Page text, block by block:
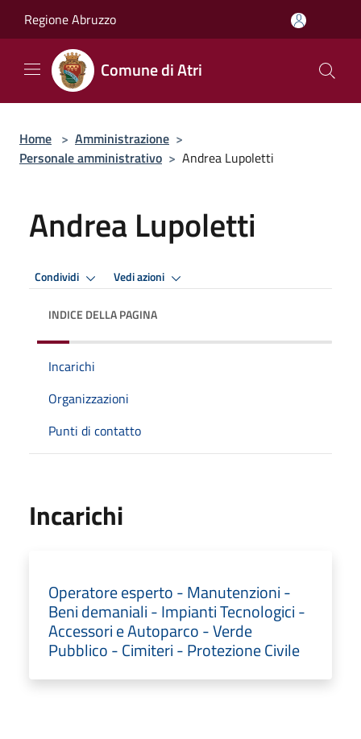
Regione Abruzzo
Comune di Atri
Home > Amministrazione >
Personale amministrativo > Andrea Lupoletti
Andrea Lupoletti
Condividi Vedi azioni
INDICE DELLA PAGINA
Incarichi
Organizzazioni
Punti di contatto
Incarichi
Operatore esperto - Manutenzioni -
Beni demaniali - Impianti Tecnologici -
Accessori e Autoparco - Verde
Pubblico - Cimiteri - Protezione Civile